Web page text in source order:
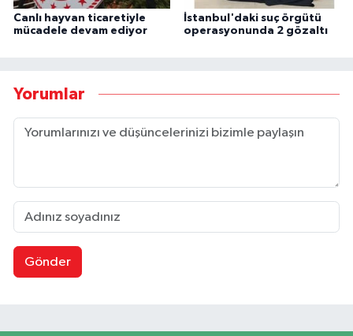
Canlı hayvan ticaretiyle
mücadele devam ediyor
İstanbul'daki suç örgütü
operasyonunda 2 gözaltı
Yorumlar
Gönder